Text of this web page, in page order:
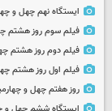
ایستگاه نهم چهل و
فیلم سوم روز هشتم
فیلم دوم روز هشتم
فیلم اول روز هشتم
روز هفتم چهل و